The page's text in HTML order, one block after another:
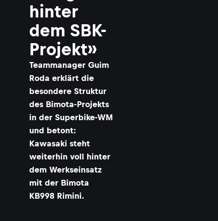
hinter
dem SBK-
Projekt»
Teammanager Guim
Roda erklärt die
besondere Struktur
des Bimota-Projekts
in der Superbike-WM
und betont:
Kawasaki steht
weiterhin voll hinter
dem Werkseinsatz
mit der Bimota
KB998 Rimini.